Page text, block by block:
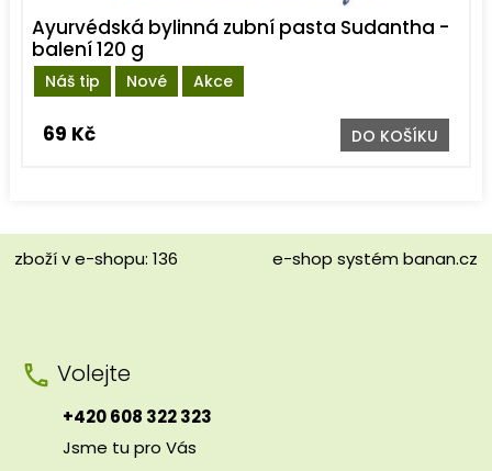
Náš tip Nové Akce
Ayurvédská bylinná zubní pasta Sudantha -
balení 120 g
69 Kč DO KOŠÍKU
zboží v e-shopu: 136 e-shop systém banan.cz
Volejte
+420 608 322 323
Jsme tu pro Vás